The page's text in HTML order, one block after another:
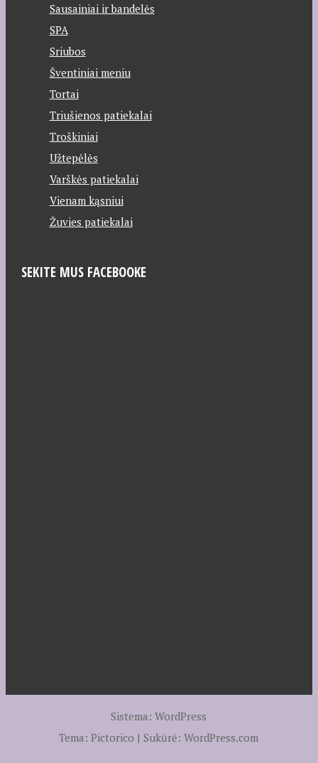
Sausainiai ir bandelės
SPA
Sriubos
Šventiniai meniu
Tortai
Triušienos patiekalai
Troškiniai
Užtepėlės
Varškės patiekalai
Vienam kąsniui
Žuvies patiekalai
SEKITE MUS FACEBOOKE
Sistema: WordPress
Tema: Pictorico | Sukūrė:WordPress.com